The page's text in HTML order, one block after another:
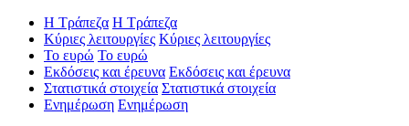
Η Τράπεζα Η Τράπεζα
Κύριες λειτουργίες Κύριες λειτουργίες
Το ευρώ Το ευρώ
Εκδόσεις και έρευνα Εκδόσεις και έρευνα
Στατιστικά στοιχεία Στατιστικά στοιχεία
Ενημέρωση Ενημέρωση